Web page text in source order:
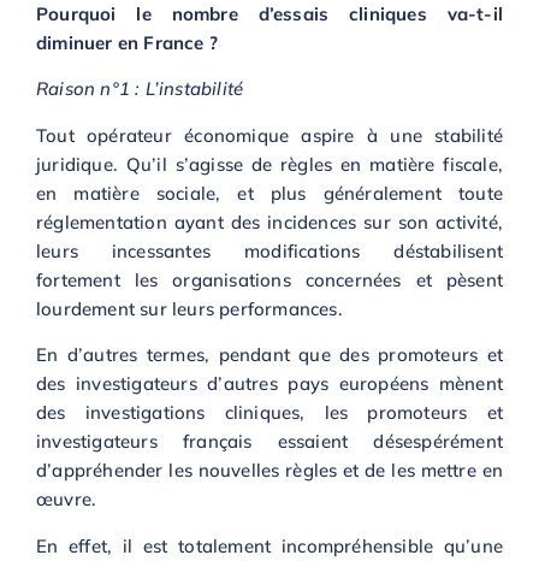
Pourquoi le nombre d’essais cliniques va-t-il
diminuer en France ?
Raison n°1 : L’instabilité
Tout opérateur économique aspire à une stabilité
juridique. Qu’il s’agisse de règles en matière fiscale,
en matière sociale, et plus généralement toute
réglementation ayant des incidences sur son activité,
leurs incessantes modifications déstabilisent
fortement les organisations concernées et pèsent
lourdement sur leurs performances.
En d’autres termes, pendant que des promoteurs et
des investigateurs d’autres pays européens mènent
des investigations cliniques, les promoteurs et
investigateurs français essaient désespérément
d’appréhender les nouvelles règles et de les mettre en
œuvre.
En effet, il est totalement incompréhensible qu’une